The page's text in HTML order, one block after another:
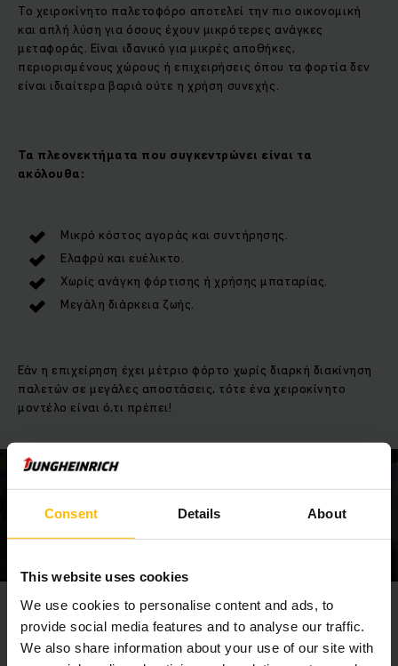
Consent Details About
This website uses cookies
We use cookies to personalise content and ads, to
provide social media features and to analyse our traffic.
We also share information about your use of our site with
Το χειροκίνητο παλετοφόρο αποτελεί την πιο οικονομική
και απλή λύση για όσους έχουν μικρότερες ανάγκες
μεταφοράς. Είναι ιδανικό για μικρές αποθήκες,
περιορισμένους χώρους ή επιχειρήσεις όπου τα φορτία δεν
είναι ιδιαίτερα βαριά ούτε η χρήση συνεχής.
Τα πλεονεκτήματα που συγκεντρώνει είναι τα
ακόλουθα:
Μικρό κόστος αγοράς και συντήρησης.
Ελαφρύ και ευέλικτο.
Χωρίς ανάγκη φόρτισης ή χρήσης μπαταρίας.
Μεγάλη διάρκεια ζωής.
Εάν η επιχείρηση έχει μέτριο φόρτο χωρίς διαρκή διακίνηση
παλετών σε μεγάλες αποστάσεις, τότε ένα χειροκίνητο
μοντέλο είναι ό,τι πρέπει!
Ηλεκτροκίνητο παλετοφόρο - Η λύση για πιο
απαιτητικές εργασίες